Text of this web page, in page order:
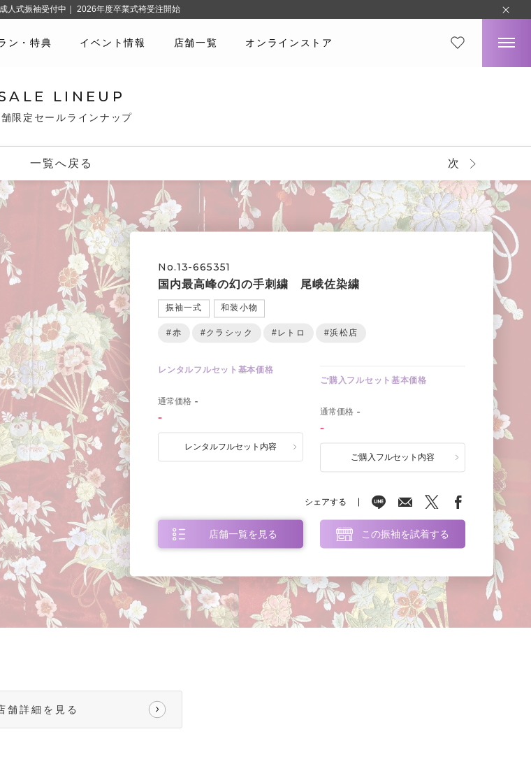
ン・特典 イベント情報 店舗一覧 オンラインストア
LINEUP
限定セールラインナップ
一覧へ戻る 次
No.13-665351
国内最高峰の幻の手刺繍 尾峨佐染繍
振袖一式 和装小物
#赤 #クラシック #レトロ #浜松店
レンタルフルセット基本価格
通常価格 -
-
レンタルフルセット内容
ご購入フルセット基本価格
通常価格 -
-
ご購入フルセット内容
シェアする
店舗一覧を見る この振袖を試着する
舗詳細を見る
人式振袖受付中｜ 2026年度卒業式袴受注開始